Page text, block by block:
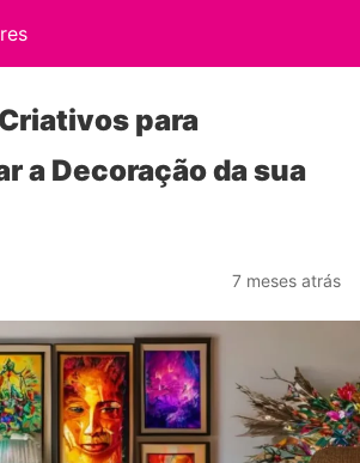
para
a Decoração da sua
7 meses atrás